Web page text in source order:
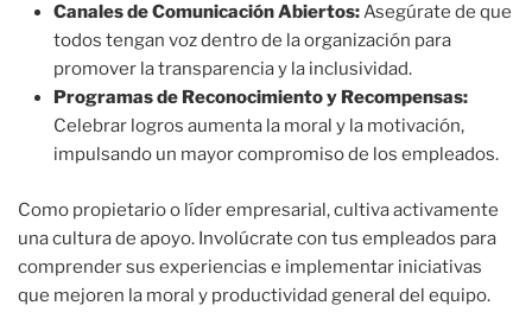
Canales de Comunicación Abiertos:Asegúrate de que
todos tengan voz dentro de la organización para
promover la transparencia y la inclusividad.
Programas de Reconocimiento y Recompensas:
Celebrar logros aumenta la moral y la motivación,
impulsando un mayor compromiso de los empleados.
Como propietario o líder empresarial, cultiva activamente
una cultura de apoyo. Involúcrate con tus empleados para
comprender sus experiencias e implementar iniciativas
que mejoren la moral y productividad general del equipo.